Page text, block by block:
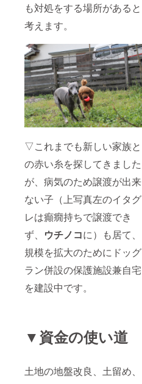
も対処をする場所があると
考えます。
▽これまでも新しい家族と
の赤い糸を探してきました
が、病気のため譲渡が出来
ない子（上写真左のイタグ
レは癲癇持ちで譲渡でき
ず、 ウチノコに）も居て、
規模を拡大のためにドッグ
ラン併設の保護施設兼自宅
を建設中です。
▼資金の使い道
土地の地盤改良、土留め、